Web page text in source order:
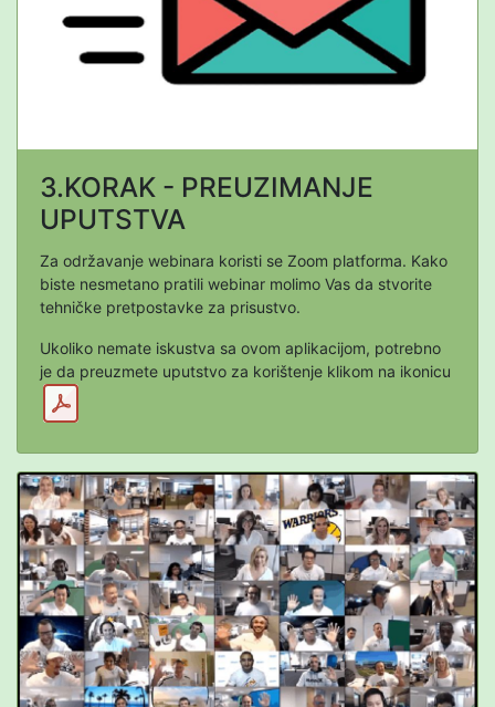
3.KORAK - PREUZIMANJE
UPUTSTVA
Za održavanje webinara koristi se Zoom platforma. Kako
biste nesmetano pratili webinar molimo Vas da stvorite
tehničke pretpostavke za prisustvo.
Ukoliko nemate iskustva sa ovom aplikacijom, potrebno
je da preuzmete uputstvo za korištenje klikom na ikonicu